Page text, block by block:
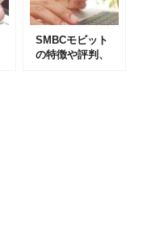
SMBCモビット
の特徴や評判、